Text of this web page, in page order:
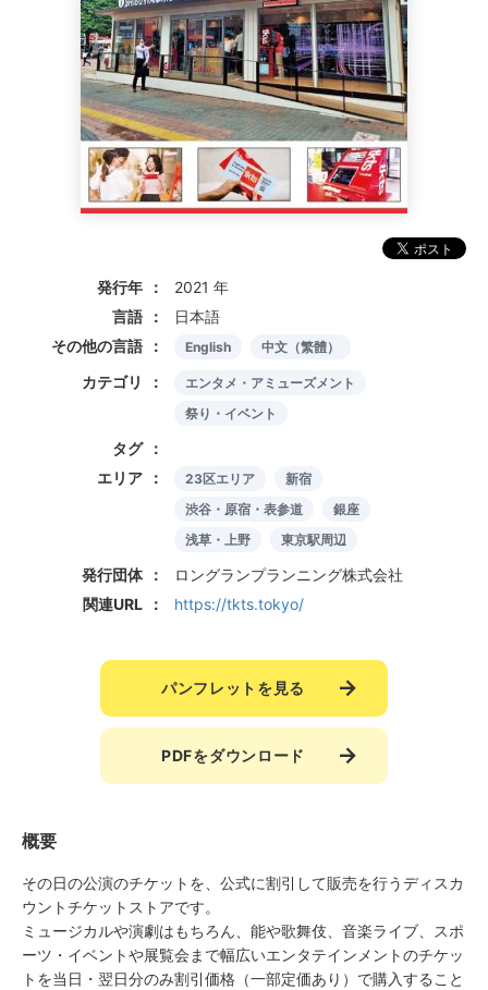
発行年
2021 年
言語
日本語
その他の言語
English 中文（繁體）
カテゴリ
エンタメ・アミューズメント
祭り・イベント
タグ
エリア
23区エリア
新宿
渋谷・原宿・表参道
銀座
浅草・上野
東京駅周辺
発行団体
ロングランプランニング株式会社
関連URL
https://tkts.tokyo/
パンフレットを見る
PDFをダウンロード
概要
その日の公演のチケットを、公式に割引して販売を行うディスカ
ウントチケットストアです。
ミュージカルや演劇はもちろん、能や歌舞伎、音楽ライブ、スポ
ーツ・イベントや展覧会まで幅広いエンタテインメントのチケッ
トを当日・翌日分のみ割引価格（一部定価あり）で購入すること